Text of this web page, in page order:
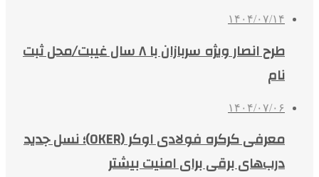
۱۴۰۴/۰۷/۱۴
طرح انصار ویژه سربازان با ۸ سال غیبت/محل ثبت
نام
۱۴۰۴/۰۷/۰۶
معرفی کرکره فولادی اوکر (OKER)؛ نسل جدید
درب‌های برقی برای امنیت بیشتر